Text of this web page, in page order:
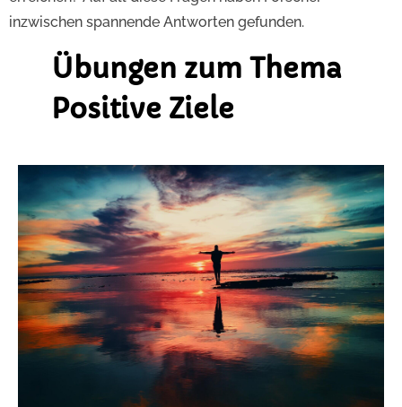
inzwischen spannende Antworten gefunden.
Übungen zum Thema
Positive Ziele